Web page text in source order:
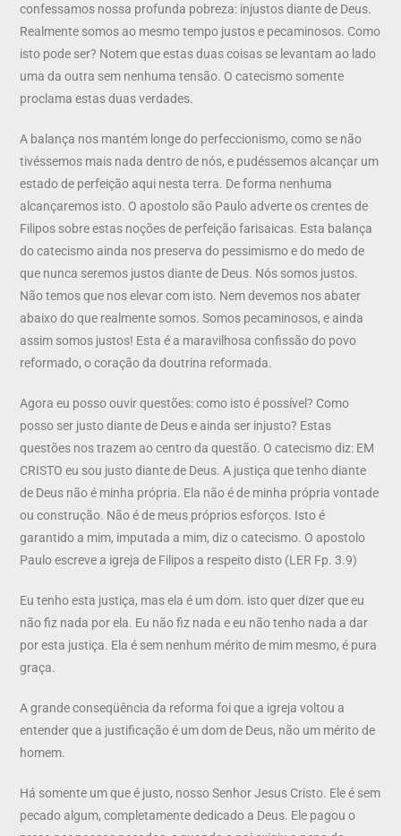
confessamos nossa profunda pobreza: injustos diante de Deus.
Realmente somos ao mesmo tempo justos e pecaminosos. Como
isto pode ser? Notem que estas duas coisas se levantam ao lado
uma da outra sem nenhuma tensão. O catecismo somente
proclama estas duas verdades.
A balança nos mantém longe do perfeccionismo, como se não
tivéssemos mais nada dentro de nós, e pudéssemos alcançar um
estado de perfeição aqui nesta terra. De forma nenhuma
alcançaremos isto. O apostolo são Paulo adverte os crentes de
Filipos sobre estas noções de perfeição farisaicas. Esta balança
do catecismo ainda nos preserva do pessimismo e do medo de
que nunca seremos justos diante de Deus. Nós somos justos.
Não temos que nos elevar com isto. Nem devemos nos abater
abaixo do que realmente somos. Somos pecaminosos, e ainda
assim somos justos! Esta é a maravilhosa confissão do povo
reformado, o coração da doutrina reformada.
Agora eu posso ouvir questões: como isto é possível? Como
posso ser justo diante de Deus e ainda ser injusto? Estas
questões nos trazem ao centro da questão. O catecismo diz: EM
CRISTO eu sou justo diante de Deus. A justiça que tenho diante
de Deus não é minha própria. Ela não é de minha própria vontade
ou construção. Não é de meus próprios esforços. Isto é
garantido a mim, imputada a mim, diz o catecismo. O apostolo
Paulo escreve a igreja de Filipos a respeito disto (LER Fp. 3.9)
Eu tenho esta justiça, mas ela é um dom. isto quer dizer que eu
não fiz nada por ela. Eu não fiz nada e eu não tenho nada a dar
por esta justiça. Ela é sem nenhum mérito de mim mesmo, é pura
graça.
A grande conseqüência da reforma foi que a igreja voltou a
entender que a justificação é um dom de Deus, não um mérito de
homem.
Há somente um que é justo, nosso Senhor Jesus Cristo. Ele é sem
pecado algum, completamente dedicado a Deus. Ele pagou o